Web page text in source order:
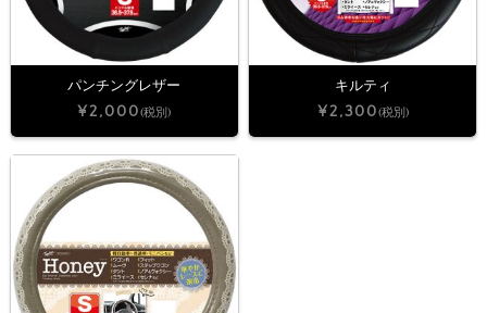
パンチングレザー
¥2,000(税別)
キルティ
¥2,300(税別)